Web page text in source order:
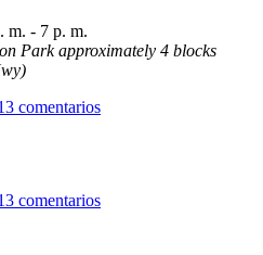
m. - 7 p. m.
Park approximately 4 blocks
comentarios
comentarios